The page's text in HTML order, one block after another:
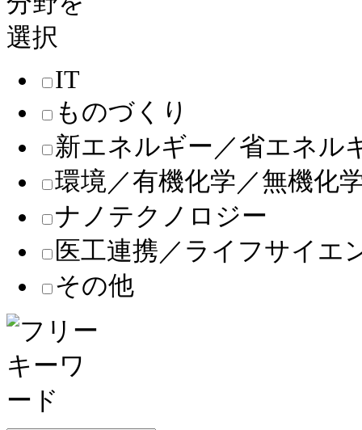
IT
ものづくり
新エネルギー／省エネル
環境／有機化学／無機化
ナノテクノロジー
医工連携／ライフサイエ
その他